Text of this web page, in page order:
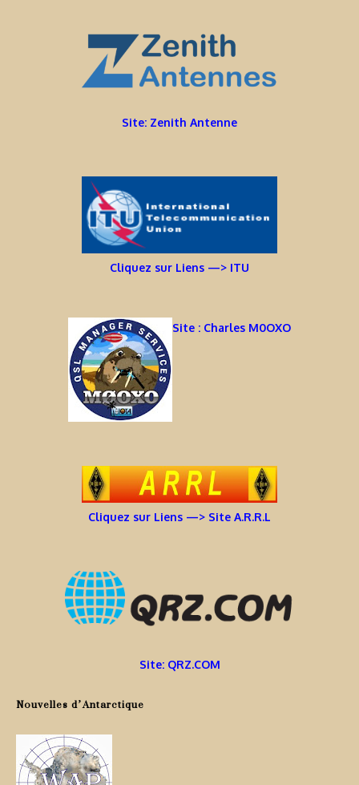
Site: Zenith Antenne
Cliquez sur Liens —> ITU
Site : Charles M0OXO
Cliquez sur Liens —> Site A.R.R.L
Site: QRZ.COM
Nouvelles d’Antarctique